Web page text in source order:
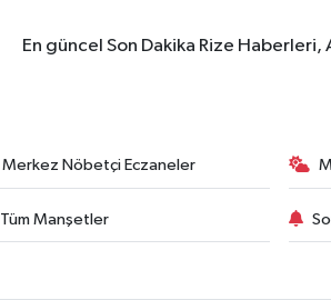
En güncel Son Dakika Rize
Merkez Nöbetçi Eczaneler
Tüm Manşetler